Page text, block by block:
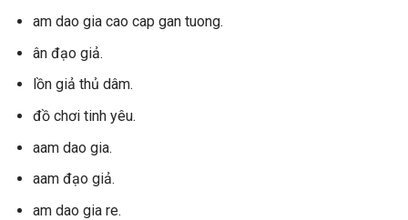
am dao gia cao cap gan tuong.
ân đạo giả.
lồn giả thủ dâm.
đồ chơi tinh yêu.
aam dao gia.
aam đạo giả.
am dao gia re.